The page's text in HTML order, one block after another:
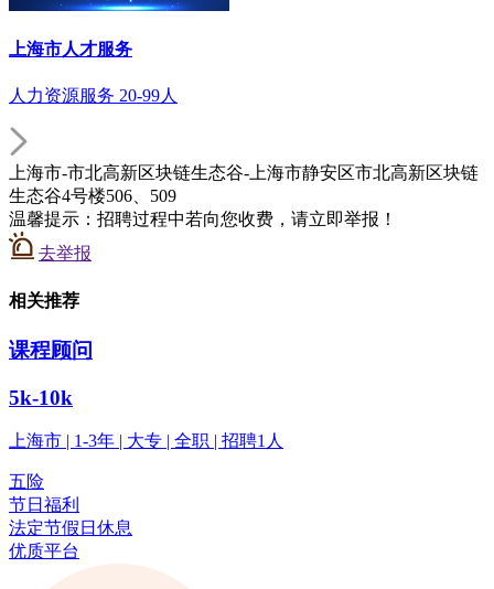
上海市人才服务
人力资源服务 20-99人
上海市-市北高新区块链生态谷-上海市静安区市北高新区块链
生态谷4号楼506、509
温馨提示：招聘过程中若向您收费，请立即举报！
去举报
相关推荐
课程顾问
5k-10k
上海市 | 1-3年 | 大专 | 全职 | 招聘1人
五险
节日福利
法定节假日休息
优质平台